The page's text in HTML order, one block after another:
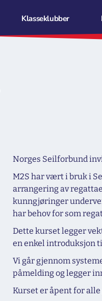
Klasseklubber
Norges Seilforbund
M2S har vært i bruk i
arrangering av
kunngjøringer
har behov for som
Dette kurset legger
en enkel introduksjon
Vi går gjennom
påmelding og legger
Kurset er åpent for alle